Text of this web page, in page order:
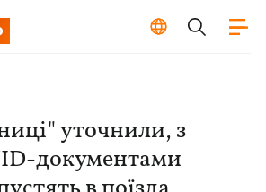
уточнили, з
документами